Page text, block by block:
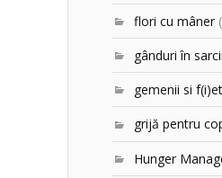
flori cu mâner
gânduri în
gemenii si
grijă pentru
Hunger